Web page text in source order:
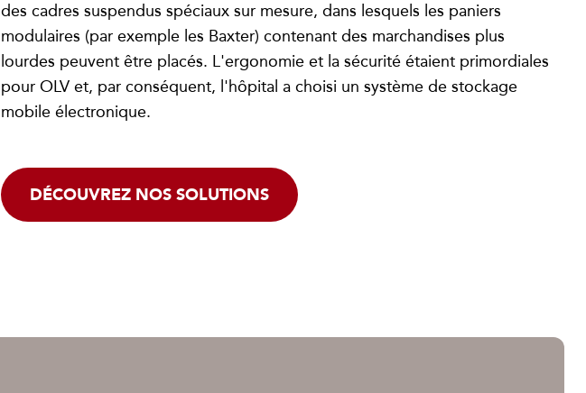
des cadres suspendus spéciaux sur mesure, dans lesquels les paniers
modulaires (par exemple les Baxter) contenant des marchandises plus
lourdes peuvent être placés. L'ergonomie et la sécurité étaient primordiales
pour OLV et, par conséquent, l'hôpital a choisi un système de stockage
mobile électronique.
DÉCOUVREZ NOS SOLUTIONS